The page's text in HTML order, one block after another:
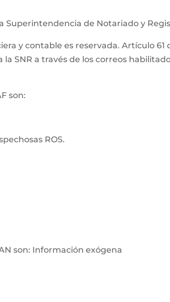
Superintendencia de Notariado y
y contable es reservada. Artículo 61
SNR a través de los correos
son:
ROS.
son: Información exógena